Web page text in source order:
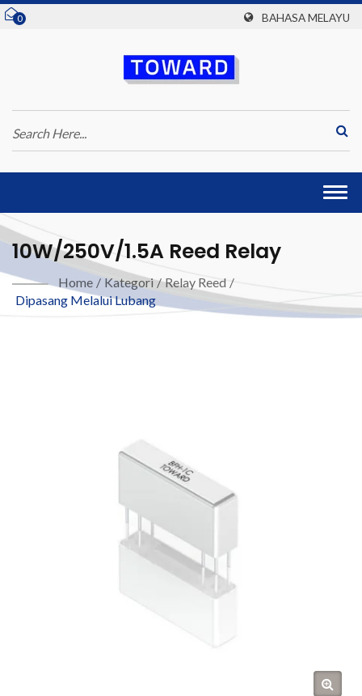
0 BAHASA MELAYU
10W/250V/1.5A Reed Relay
Home / Kategori / Relay Reed /
Dipasang Melalui Lubang